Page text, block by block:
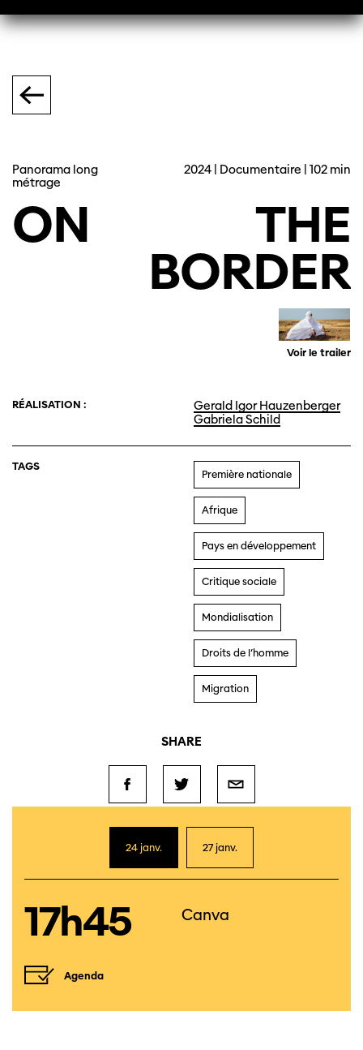
Panorama long
métrage
2024 | Documentaire | 102 min
ON THE
BORDER
Voir le trailer
RÉALISATION :
Gerald Igor Hauzenberger
Gabriela Schild
TAGS
Première nationale
Afrique
Pays en développement
Critique sociale
Mondialisation
Droits de l’homme
Migration
SHARE
24 janv. 27 janv.
17h45 Canva
Agenda